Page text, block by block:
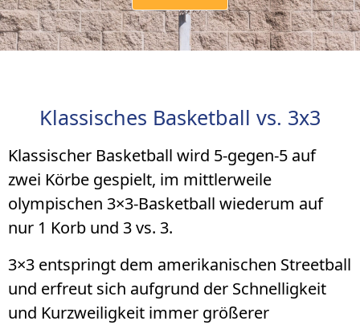
Klassisches Basketball vs. 3x3
Klassischer Basketball wird 5-gegen-5 auf
zwei Körbe gespielt, im mittlerweile
olympischen 3×3-Basketball wiederum auf
nur 1 Korb und 3 vs. 3.
3×3 entspringt dem amerikanischen Streetball
und erfreut sich aufgrund der Schnelligkeit
und Kurzweiligkeit immer größerer